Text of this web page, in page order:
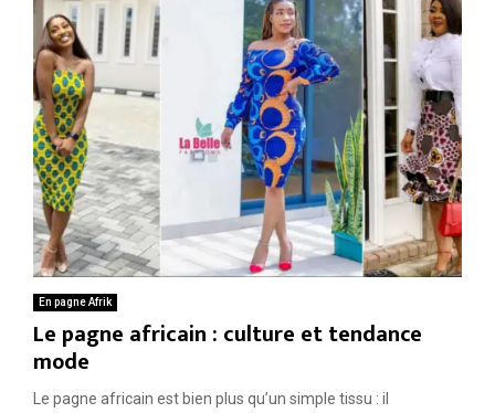
En pagne Afrik
Le pagne africain : culture et tendance
mode
Le pagne africain est bien plus qu’un simple tissu : il